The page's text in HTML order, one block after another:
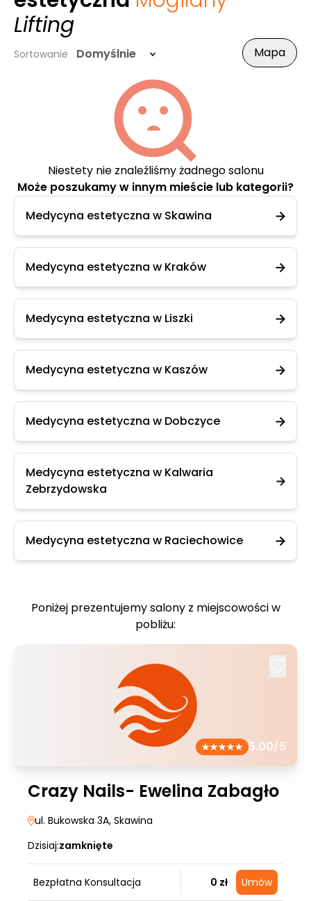
Lifting
Sortowanie Domyślnie Mapa
Niestety nie znaleźliśmy żadnego salonu
Może poszukamy w innym mieście lub kategorii?
Medycyna estetyczna w Skawina
Medycyna estetyczna w Kraków
Medycyna estetyczna w Liszki
Medycyna estetyczna w Kaszów
Medycyna estetyczna w Dobczyce
Medycyna estetyczna w Kalwaria
Zebrzydowska
Medycyna estetyczna w Raciechowice
Poniżej prezentujemy salony z miejscowości w
pobliżu:
5.00/5
Crazy Nails- Ewelina Zabagło
ul. Bukowska 3A, Skawina
Dzisiaj:zamknięte
Bezpłatna Konsultacja 0 zł Umów